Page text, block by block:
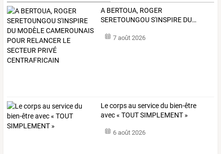
A BERTOUA, ROGER
SERETOUNGOUS'INSPIRE DU…
7 août 2026
Le corps au service du bien-être
avec « TOUT SIMPLEMENT »
6 août 2026